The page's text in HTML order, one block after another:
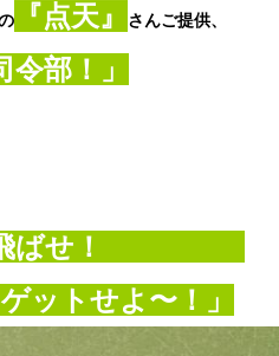
『点天』 さんご提供、
部！」
き飛ばせ！
トせよ〜！
」